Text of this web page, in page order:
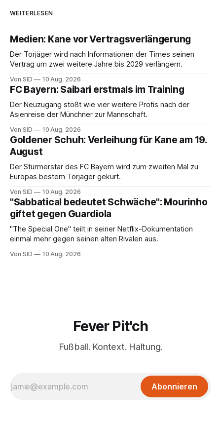
WEITERLESEN
Medien: Kane vor Vertragsverlängerung
Der Torjäger wird nach Informationen der Times seinen
Vertrag um zwei weitere Jahre bis 2029 verlängern.
Von SID 10 Aug. 2026
FC Bayern: Saibari erstmals im Training
Der Neuzugang stößt wie vier weitere Profis nach der
Asienreise der Münchner zur Mannschaft.
Von SID 10 Aug. 2026
Goldener Schuh: Verleihung für Kane am 19.
August
Der Stürmerstar des FC Bayern wird zum zweiten Mal zu
Europas bestem Torjäger gekürt.
Von SID 10 Aug. 2026
"Sabbatical bedeutet Schwäche": Mourinho
giftet gegen Guardiola
"The Special One" teilt in seiner Netflix-Dokumentation
einmal mehr gegen seinen alten Rivalen aus.
Von SID 10 Aug. 2026
Fever Pit'ch
Fußball. Kontext. Haltung.
Abonnieren